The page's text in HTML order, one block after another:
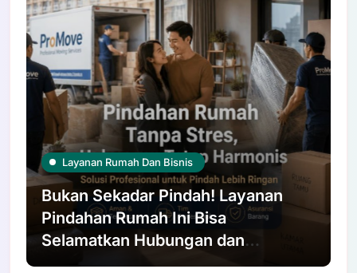
Layanan Rumah Dan Bisnis
Bukan Sekadar Pindah! Layanan
Pindahan Rumah Ini Bisa
Selamatkan Hubungan dan
Pinggang Kamu